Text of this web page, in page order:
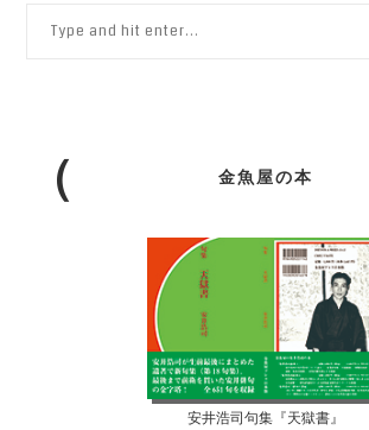
金魚屋の本
安井浩司句集『天獄書』